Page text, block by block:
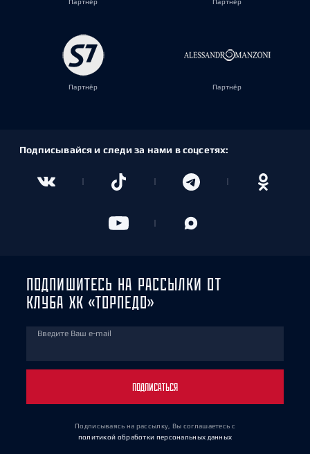
Партнёр Партнёр
Партнёр Партнёр
Подписывайся и следи за нами в соцсетях:
ПОДПИШИТЕСЬ НА РАССЫЛКИ ОТ
КЛУБА ХК «ТОРПЕДО»
Введите Ваш e-mail
ПОДПИСАТЬСЯ
Подписываясь на рассылку, Вы соглашаетесь с
политикой обработки персональных данных